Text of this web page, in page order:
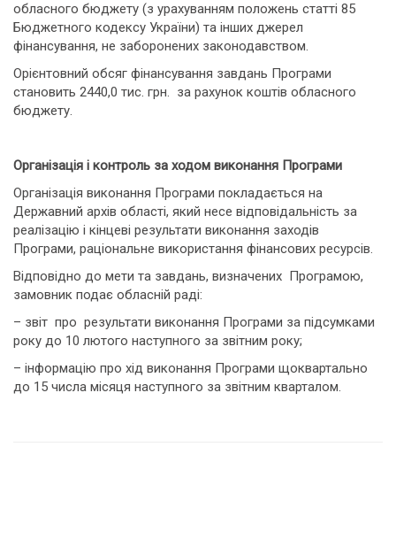
обласного бюджету (з урахуванням положень статті 85
Бюджетного кодексу України) та інших джерел
фінансування, не заборонених законодавством.
Орієнтовний обсяг фінансування завдань Програми
становить 2440,0 тис. грн. за рахунок коштів обласного
бюджету.
Організація і контроль за ходом виконання Програми
Організація виконання Програми покладається на
Державний архів області, який несе відповідальність за
реалізацію і кінцеві результати виконання заходів
Програми, раціональне використання фінансових ресурсів.
Відповідно до мети та завдань, визначених Програмою,
замовник подає обласній раді:
– звіт про результати виконання Програми за підсумками
року до 10 лютого наступного за звітним року;
– інформацію про хід виконання Програми щоквартально
до 15 числа місяця наступного за звітним кварталом.